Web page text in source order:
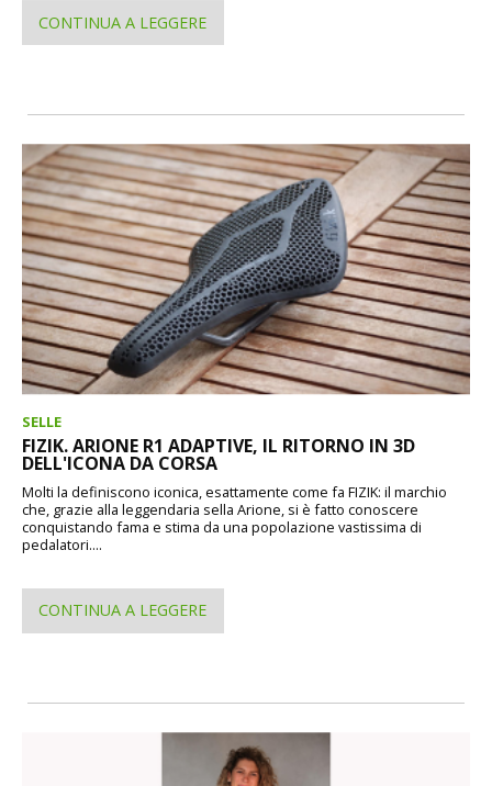
CONTINUA A LEGGERE
SELLE
FIZIK. ARIONE R1 ADAPTIVE, IL RITORNO IN 3D
DELL'ICONA DA CORSA
Molti la definiscono iconica, esattamente come fa FIZIK: il marchio
che, grazie alla leggendaria sella Arione, si è fatto conoscere
conquistando fama e stima da una popolazione vastissima di
pedalatori....
CONTINUA A LEGGERE